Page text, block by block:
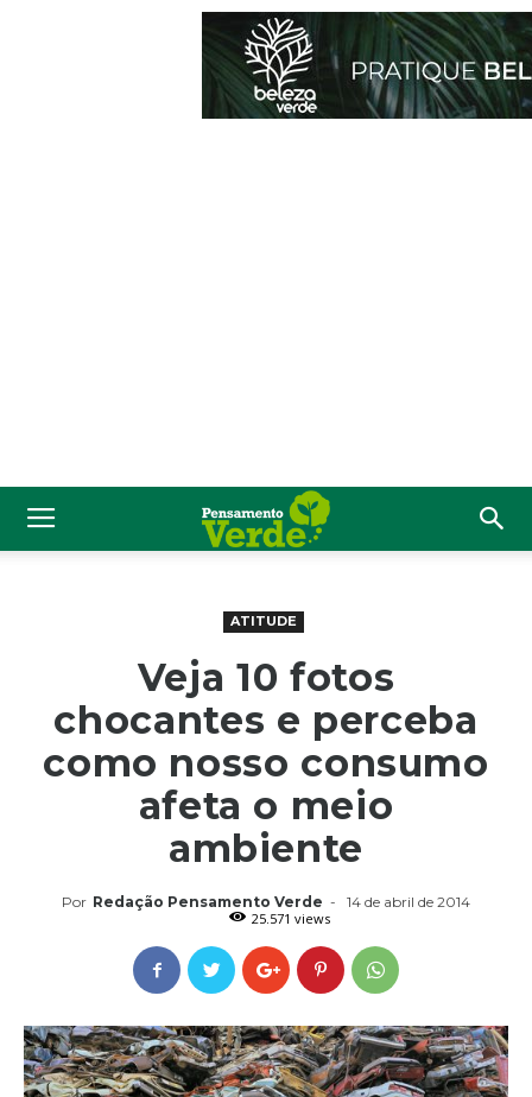
ATITUDE
Veja 10 fotos
chocantes e perceba
como nosso consumo
afeta o meio
ambiente
Por Redação Pensamento Verde -
14 de abril de 2014
25.571 views